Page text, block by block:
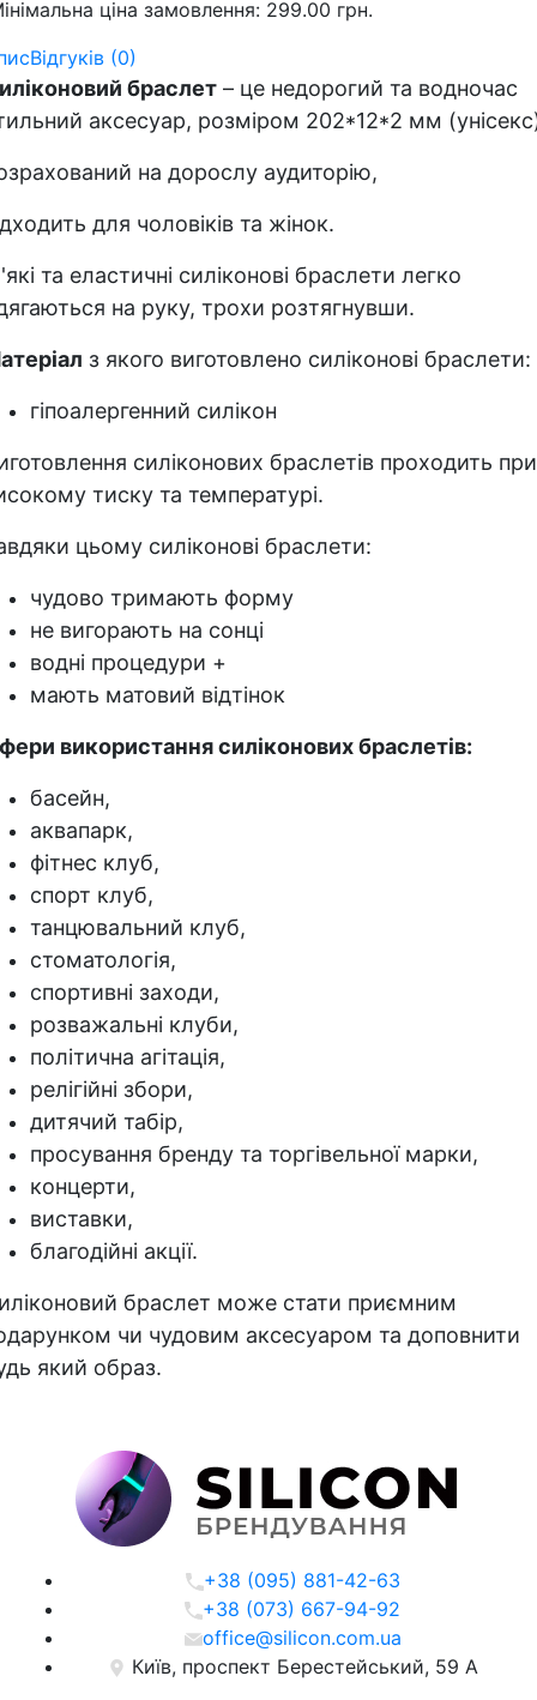
ціна замовлення: 299.00 грн.
Відгуків (0)
браслет – це недорогий та водночас
аксесуар, розміром 202*12*2 мм
на дорослу аудиторію,
для чоловіків та жінок.
та еластичні силіконові браслети легко
на руку, трохи розтягнувши.
з якого виготовлено силіконові браслети:
гіпоалергенний силікон
силіконових браслетів проходить при
тиску та температурі.
цьому силіконові браслети:
чудово тримають форму
не вигорають на сонці
водні процедури +
мають матовий відтінок
використання силіконових браслетів:
басейн,
аквапарк,
фітнес клуб,
спорт клуб,
танцювальний клуб,
стоматологія,
спортивні заходи,
розважальні клуби,
політична агітація,
релігійні збори,
дитячий табір,
просування бренду та торгівельної марки,
концерти,
виставки,
благодійні акції.
браслет може стати приємним
чи чудовим аксесуаром та доповнити
який образ.
+38 (095) 881-42-63
+38 (073) 667-94-92
office@silicon.com.ua
Київ, проспект Берестейський, 59 А